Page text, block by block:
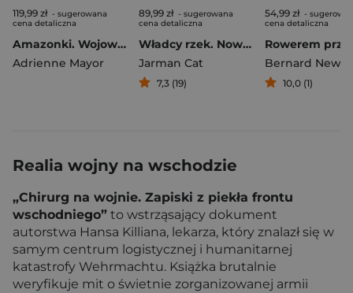
119,99 zł - sugerowana
cena detaliczna
Amazonki. Wojowniczki starożytnego świata
Adrienne Mayor
89,99 zł - sugerowana
cena detaliczna
Władcy rzek. Nowa historia wikingów
Jarman Cat
7,3 (19)
54,99 zł -
cena detaliczna
Bernard
10,0 (1)
Realia wojny na wschodzie
„Chirurg na wojnie. Zapiski z piekła frontu
wschodniego” to wstrząsający dokument
autorstwa Hansa Killiana, lekarza, który znalazł się w
samym centrum logistycznej i humanitarnej
katastrofy Wehrmachtu. Książka brutalnie
weryfikuje mit o świetnie zorganizowanej armii